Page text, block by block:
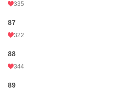
335
87
322
88
344
89